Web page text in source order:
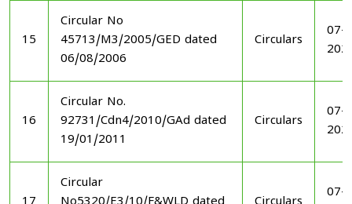
15
Circular No
45713/M3/2005/GED dated
06/08/2006
Circulars
07-
16
Circular No.
92731/Cdn4/2010/GAd dated
19/01/2011
Circulars
07-
Circular
07-